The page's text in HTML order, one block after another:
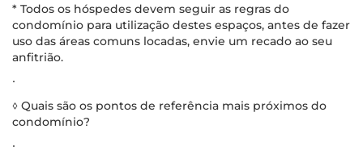
* Todos os hóspedes devem seguir as regras do
condomínio para utilização destes espaços, antes de fazer
uso das áreas comuns locadas, envie um recado ao seu
anfitrião.
∙
◊ Quais são os pontos de referência mais próximos do
condomínio?
∙